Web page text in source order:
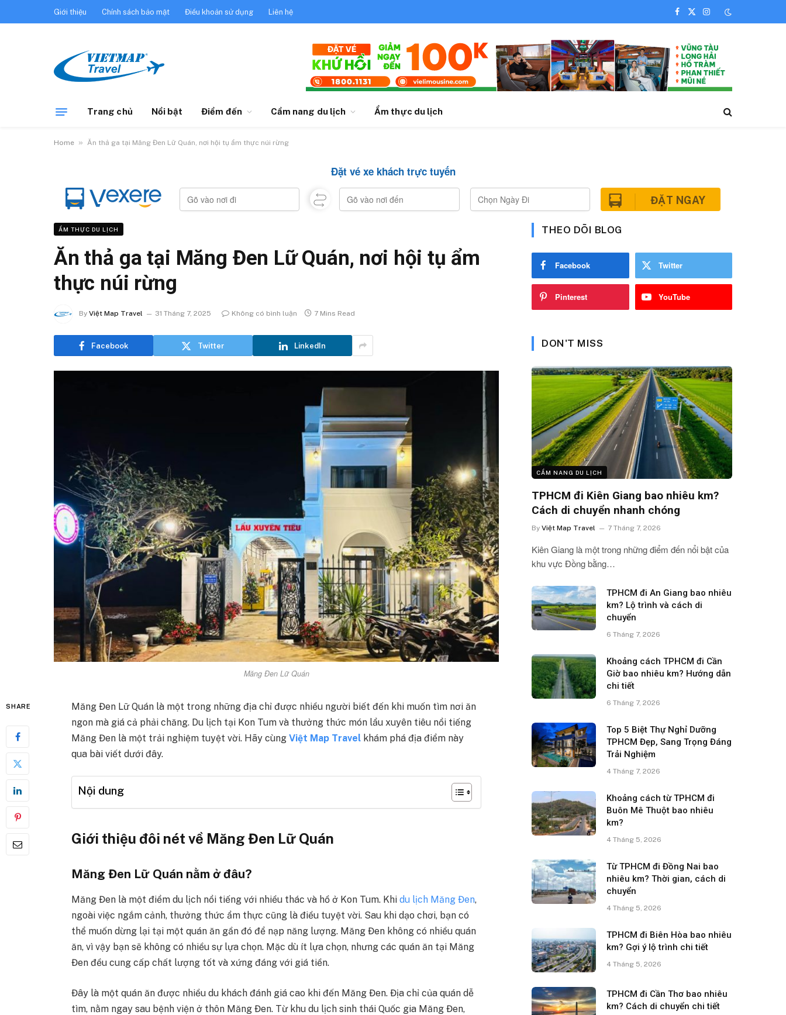
Giới thiệu Chính sách bảo mật Điều khoản sử dụng Liên hệ Facebook
X
Instagram
Trang chủ Nổi bật Điểm đến Cẩm nang du lịch Ẩm thực du lịch
Home » Ăn thả ga tại Măng Đen Lữ Quán, nơi hội tụ ẩm thực núi rừng
Đặt vé xe khách trực tuyến
ĐẶT NGAY
ẨM THỰC DU LỊCH
Ăn thả ga tại Măng Đen Lữ Quán, nơi hội tụ ẩm
thực núi rừng
By Việt Map Travel 31 Tháng 7, 2025 Không có bình luận 7 Mins Read
Facebook Twitter LinkedIn
Măng Đen Lữ Quán
SHARE
Măng Đen Lữ Quán là một trong những địa chỉ được nhiều người biết đến khi muốn tìm nơi ăn
ngon mà giá cả phải chăng. Du lịch tại Kon Tum và thưởng thức món lẩu xuyên tiêu nổi tiếng
Măng Đen là một trải nghiệm tuyệt vời. Hãy cùng Việt Map Travelkhám phá địa điểm này
qua bài viết dưới đây.
Nội dung
Giới thiệu đôi nét về Măng Đen Lữ Quán
Măng Đen Lữ Quán nằm ở đâu?
Măng Đen là một điểm du lịch nổi tiếng với nhiều thác và hồ ở Kon Tum. Khi du lịch Măng Đen,
ngoài việc ngắm cảnh, thưởng thức ẩm thực cũng là điều tuyệt vời. Sau khi dạo chơi, bạn có
thể muốn dừng lại tại một quán ăn gần đó để nạp năng lượng. Măng Đen không có nhiều quán
ăn, vì vậy bạn sẽ không có nhiều sự lựa chọn. Mặc dù ít lựa chọn, nhưng các quán ăn tại Măng
Đen đều cung cấp chất lượng tốt và xứng đáng với giá tiền.
Đây là một quán ăn được nhiều du khách đánh giá cao khi đến Măng Đen. Địa chỉ của quán dễ
tìm, nằm ngay sau bệnh viện ở thôn Măng Đen. Từ khu du lịch sinh thái Quốc gia Măng Đen,
THEO DÕI BLOG
Facebook Twitter
Pinterest YouTube
DON'T MISS
CẨM NANG DU LỊCH
TPHCM đi Kiên Giang bao nhiêu km?
Cách di chuyển nhanh chóng
By Việt Map Travel 7 Tháng 7, 2026
Kiên Giang là một trong những điểm đến nổi bật của
khu vực Đồng bằng…
TPHCM đi An Giang bao nhiêu
km? Lộ trình và cách di
chuyển
6 Tháng 7, 2026
Khoảng cách TPHCM đi Cần
Giờ bao nhiêu km? Hướng dẫn
chi tiết
6 Tháng 7, 2026
Top 5 Biệt Thự Nghỉ Dưỡng
TPHCM Đẹp, Sang Trọng Đáng
Trải Nghiệm
4 Tháng 7, 2026
Khoảng cách từ TPHCM đi
Buôn Mê Thuột bao nhiêu
km?
4 Tháng 5, 2026
Từ TPHCM đi Đồng Nai bao
nhiêu km? Thời gian, cách di
chuyển
4 Tháng 5, 2026
TPHCM đi Biên Hòa bao nhiêu
km? Gợi ý lộ trình chi tiết
4 Tháng 5, 2026
TPHCM đi Cần Thơ bao nhiêu
km? Cách di chuyển chi tiết